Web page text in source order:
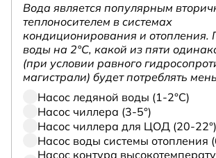
Вода является популярным
теплоносителем в системах
кондиционирования и отопления.
воды на 2°С, какой из пяти
(при условии равного
магистрали) будет потреблять
Насос ледяной воды (1-2°С)
Насос чиллера (3-5°)
Насос чиллера для ЦОД (20-22°)
Насос воды системы отопления
Насос контура